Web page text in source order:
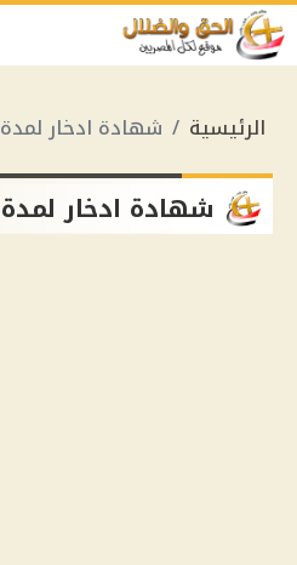
الرئيسية شهادة ادخار لمدة 3 سنوات
شهادة ادخار لمدة 3 سنوات